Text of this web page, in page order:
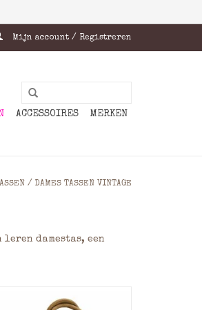
Mijn account / Registreren
ACCESSOIRES MERKEN
/ DAMES TASSEN VINTAGE
damestas, een
met overslag, door het